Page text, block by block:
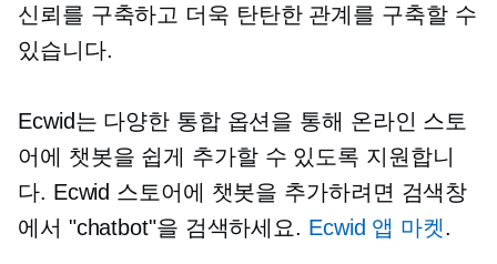
신뢰를 구축하고 더욱 탄탄한 관계를 구축할 수
있습니다.
Ecwid는 다양한 통합 옵션을 통해 온라인 스토
어에 챗봇을 쉽게 추가할 수 있도록 지원합니
다. Ecwid 스토어에 챗봇을 추가하려면 검색창
에서 "chatbot"을 검색하세요. Ecwid 앱 마켓.